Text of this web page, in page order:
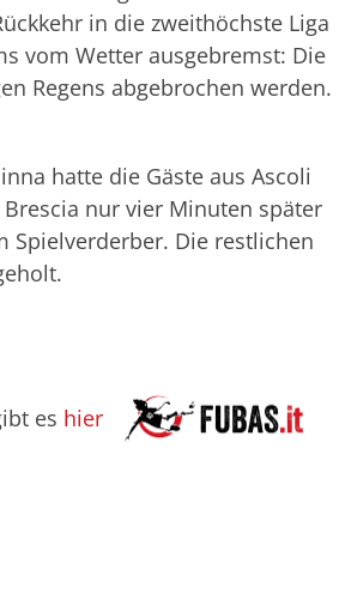
in die zweithöchste Liga
vom Wetter ausgebremst: Die
Regens abgebrochen werden.
hatte die Gäste aus Ascoli
nur vier Minuten später
Spielverderber. Die restlichen
es hier